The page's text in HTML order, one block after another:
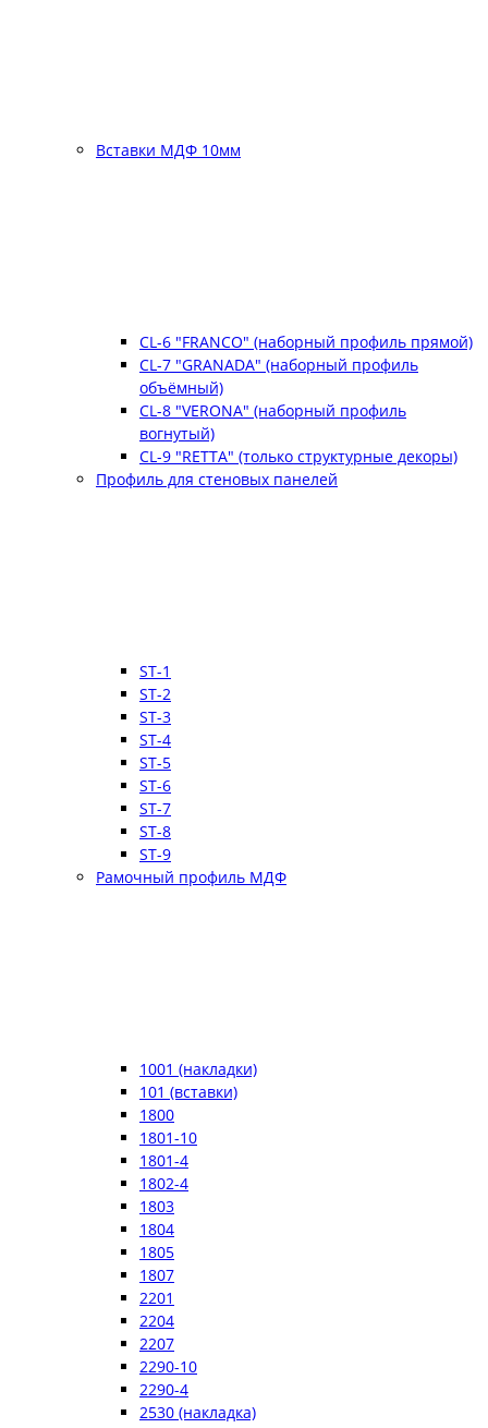
Вставки МДФ 10мм
CL-6 "FRANCO" (наборный профиль прямой)
CL-7 "GRANADA" (наборный профиль
объёмный)
CL-8 "VERONA" (наборный профиль
вогнутый)
CL-9 "RETTA" (только структурные декоры)
Профиль для стеновых панелей
ST-1
ST-2
ST-3
ST-4
ST-5
ST-6
ST-7
ST-8
ST-9
Рамочный профиль МДФ
1001 (накладки)
101 (вставки)
1800
1801-10
1801-4
1802-4
1803
1804
1805
1807
2201
2204
2207
2290-10
2290-4
2530 (накладка)